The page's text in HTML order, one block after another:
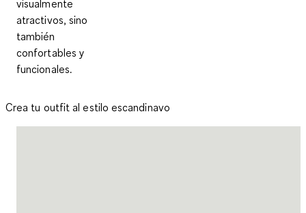
visualmente
atractivos, sino
también
confortables y
funcionales.
Crea tu outfit al estilo escandinavo